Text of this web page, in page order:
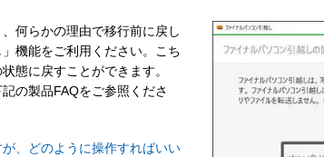
何らかの理由で移行前に戻し
機能をご利用ください。こち
態に戻すことができます。
の製品FAQをご参照くださ
、どのように操作すればいい